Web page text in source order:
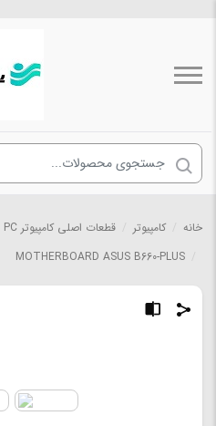
خانه کامپیوتر قطعات اصلی کامپیوتر PC
MOTHERBOARD ASUS B660-PLUS